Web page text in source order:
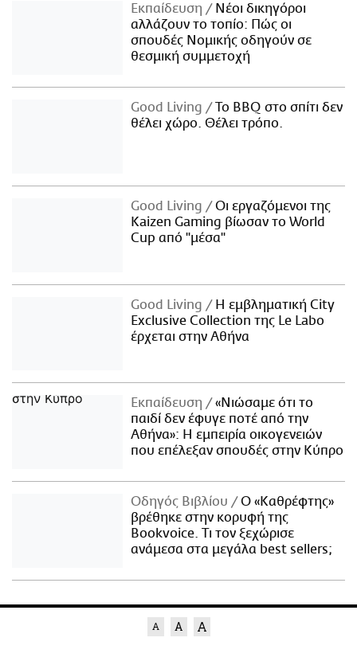
Εκπαίδευση
Νέοι δικηγόροι
αλλάζουν το τοπίο: Πώς οι
σπουδές Νομικής οδηγούν σε
θεσμική συμμετοχή
Good Living
Το BBQ στο σπίτι δεν
θέλει χώρο. Θέλει τρόπο.
Good Living
Οι εργαζόμενοι της
Kaizen Gaming βίωσαν το World
Cup από "μέσα"
Good Living
Η εμβληματική City
Exclusive Collection της Le Labo
έρχεται στην Αθήνα
Εκπαίδευση
«Νιώσαμε ότι το
παιδί δεν έφυγε ποτέ από την
Αθήνα»: Η εμπειρία οικογενειών
που επέλεξαν σπουδές στην Κύπρο
Οδηγός Βιβλίου
Ο «Καθρέφτης»
βρέθηκε στην κορυφή της
Bookvoice. Τι τον ξεχώρισε
ανάμεσα στα μεγάλα best sellers;